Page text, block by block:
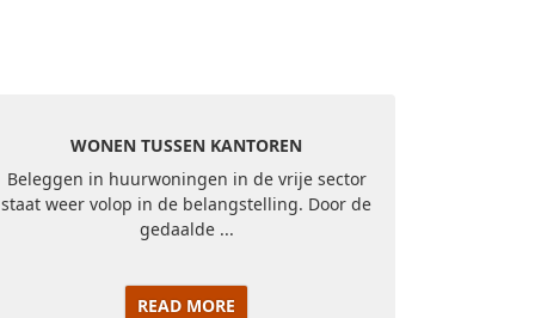
WONEN TUSSEN KANTOREN
Beleggen in huurwoningen in de vrije sector
staat weer volop in de belangstelling. Door de
gedaalde ...
READ MORE